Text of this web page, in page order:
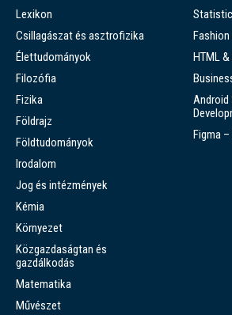
Lexikon
Csillagászat és asztrofizika
Élettudományok
Filozófia
Fizika
Földrajz
Földtudományok
Irodalom
Jog és intézmények
Kémia
Környezet
Közgazdaságtan és
gazdálkodás
Matematika
Művészet
HTML
Android
Figma –